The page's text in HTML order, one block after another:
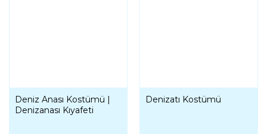
Deniz Anası Kostümü |
Denizanası Kıyafeti
Denizatı Kostümü